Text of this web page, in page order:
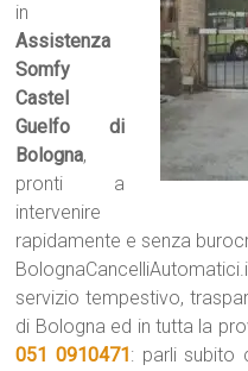
in
Assistenza
Somfy
Castel
Guelfo di
Bologna,
pronti a
intervenire
rapidamente e senza
servizio tempestivo,
di Bologna ed in tutta la
051 0910471: parli subito